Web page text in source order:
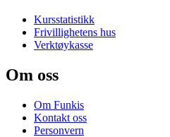
Kursstatistikk
Frivillighetens hus
Verktøykasse
Om oss
Om Funkis
Kontakt oss
Personvern